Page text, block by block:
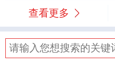
查看更多